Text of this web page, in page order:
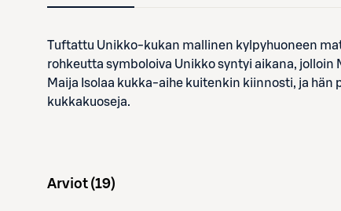
Tuftattu Unikko-kukan mallinen kylpyhuoneen
rohkeutta symboloiva Unikko syntyi aikana,
Maija Isolaa kukka-aihe kuitenkin kiinnosti, ja
kukkakuoseja.
Arviot (19)